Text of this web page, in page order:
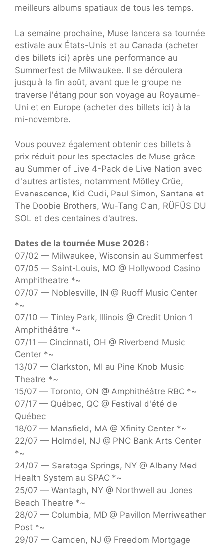
meilleurs albums spatiaux de tous les temps.
La semaine prochaine, Muse lancera sa tournée
estivale aux États-Unis et au Canada (acheter
des billets ici) après une performance au
Summerfest de Milwaukee. Il se déroulera
jusqu'à la fin août, avant que le groupe ne
traverse l'étang pour son voyage au Royaume-
Uni et en Europe (acheter des billets ici) à la
mi-novembre.
Vous pouvez également obtenir des billets à
prix réduit pour les spectacles de Muse grâce
au Summer of Live 4-Pack de Live Nation avec
d'autres artistes, notamment Mötley Crüe,
Evanescence, Kid Cudi, Paul Simon, Santana et
The Doobie Brothers, Wu-Tang Clan, RÜFÜS DU
SOL et des centaines d'autres.
Dates de la tournée Muse 2026 :
07/02 — Milwaukee, Wisconsin au Summerfest
07/05 — Saint-Louis, MO @ Hollywood Casino
Amphitheatre *~
07/07 — Noblesville, IN @ Ruoff Music Center
*~
07/10 — Tinley Park, Illinois @ Credit Union 1
Amphithéâtre *~
07/11 — Cincinnati, OH @ Riverbend Music
Center *~
13/07 — Clarkston, MI au Pine Knob Music
Theatre *~
15/07 — Toronto, ON @ Amphithéâtre RBC *~
07/17 — Québec, QC @ Festival d'été de
Québec
18/07 — Mansfield, MA @ Xfinity Center *~
22/07 — Holmdel, NJ @ PNC Bank Arts Center
*~
24/07 — Saratoga Springs, NY @ Albany Med
Health System au SPAC *~
25/07 — Wantagh, NY @ Northwell au Jones
Beach Theatre *~
28/07 — Columbia, MD @ Pavillon Merriweather
Post *~
29/07 — Camden, NJ @ Freedom Mortgage